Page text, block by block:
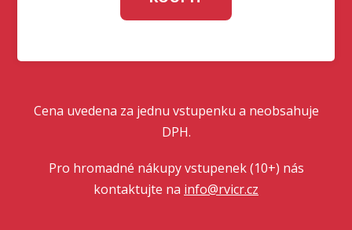
Cena uvedena za jednu vstupenku a neobsahuje
DPH.
Pro hromadné nákupy vstupenek (10+) nás
kontaktujte na info@rvicr.cz